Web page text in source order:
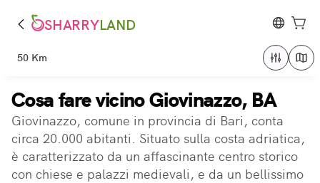
SHARRYLAND
50 Km
Cosa fare vicino Giovinazzo, BA
Giovinazzo, comune in provincia di Bari, conta
circa 20.000 abitanti. Situato sulla costa adriatica,
è caratterizzato da un affascinante centro storico
con chiese e palazzi medievali, e da un bellissimo